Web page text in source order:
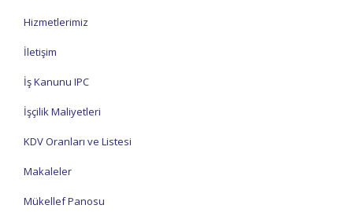
Hizmetlerimiz
İletişim
İş Kanunu IPC
İşçilik Maliyetleri
KDV Oranları ve Listesi
Makaleler
Mükellef Panosu